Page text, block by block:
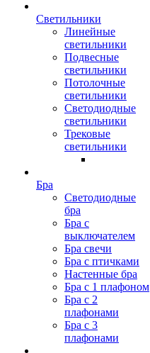
Светильники
Линейные
светильники
Подвесные
светильники
Потолочные
светильники
Светодиодные
светильники
Трековые
светильники
Бра
Светодиодные
бра
Бра с
выключателем
Бра свечи
Бра с птичками
Настенные бра
Бра с 1 плафоном
Бра с 2
плафонами
Бра с 3
плафонами